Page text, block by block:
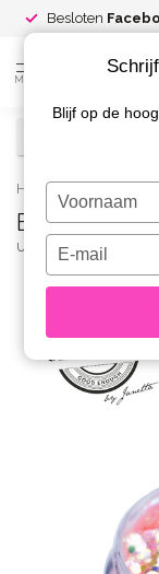
Besloten
MENU
Home / Big
Big Sparkle
URBAN NAILS
Blijf op de
Typ
je
naam
Typ
je
e-
in